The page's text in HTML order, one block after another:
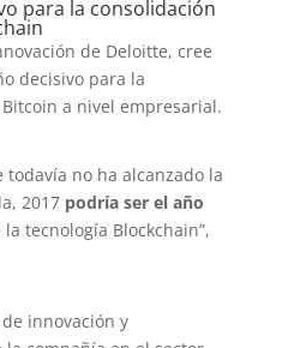
para la consolidación
de Deloitte, cree
decisivo para la
a nivel empresarial.
todavía no ha alcanzado la
2017 podría ser el año
tecnología Blockchain”,
innovación y